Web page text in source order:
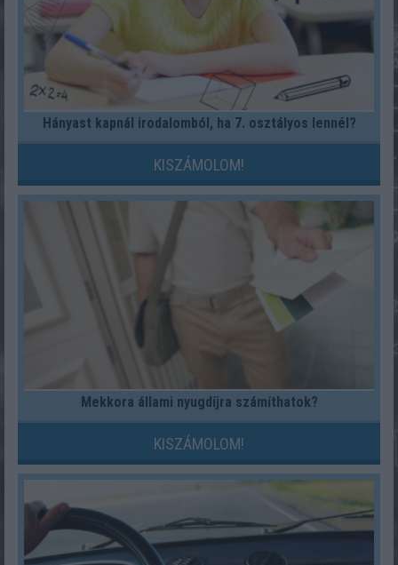
Hányast kapnál irodalomból, ha 7. osztályos lennél?
KISZÁMOLOM!
Mekkora állami nyugdíjra számíthatok?
KISZÁMOLOM!